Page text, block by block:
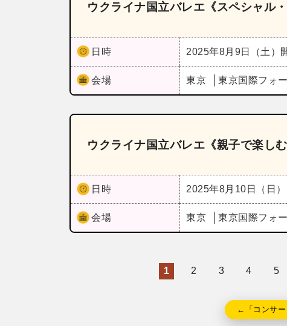
ウクライナ国立バレエ《スペシャル
日時 2025年8月9日（土）
会場 東京 東京国際フォ
ウクライナ国立バレエ《親子で楽し
日時 2025年8月10日（日）
会場 東京 東京国際フォ
1 2 3 4 5
←「コンサー